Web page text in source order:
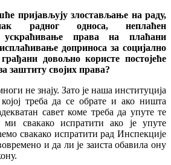
пријављују злостављање на раду,
радног односа, неплаћен
ускраћивање права на плаћани
доприноса за социјално
довољно користе постојеће
заштиту својих права?
не знају. Зато је наша институција
треба да се обрате и ако ништа
савет коме треба да упуте те
свакако испратити ако је упуте
свакако испратити рад Инспекције
и да ли је заиста обавила ону